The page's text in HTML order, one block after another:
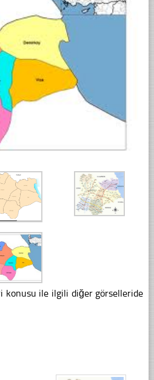
konusu ile ilgili diğer görselleride